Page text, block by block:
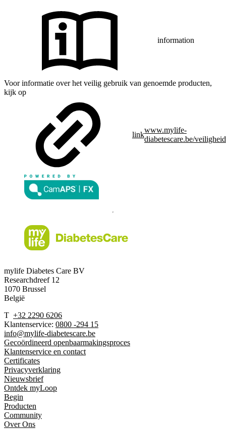
information
Voor informatie over het veilig gebruik van genoemde producten,
kijk op
link
www.mylife-
diabetescare.be/veiligheid
mylife Diabetes Care BV
Researchdreef 12
1070 Brussel
België
T +32 2290 6206
Klantenservice: 0800 -294 15
info@mylife-diabetescare.be
Gecoördineerd openbaarmakingsproces
Klantenservice en contact
Certificates
Privacyverklaring
Nieuwsbrief
Ontdek myLoop
Begin
Producten
Community
Over Ons